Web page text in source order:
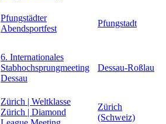
Pfungstädter
Abendsportfest
Pfungstadt
6. Internationales
Stabhochsprungmeeting
Dessau
Dessau-Roßlau
Zürich | Weltklasse
Zürich | Diamond
Zürich
(Schweiz)